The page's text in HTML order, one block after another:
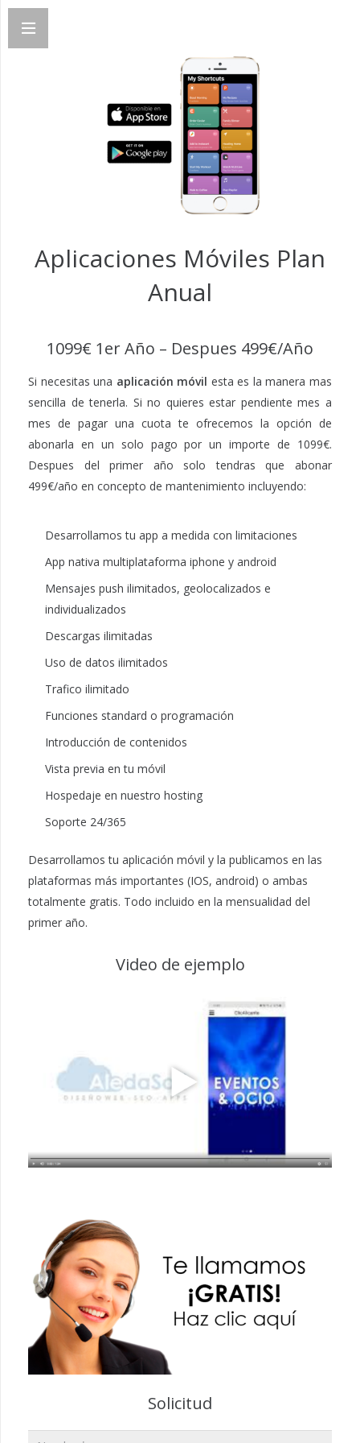
Aplicaciones Móviles Plan
Anual
1099€ 1er Año – Despues 499€/Año
Si necesitas una aplicación móvil esta es la manera mas
sencilla de tenerla. Si no quieres estar pendiente mes a
mes de pagar una cuota te ofrecemos la opción de
abonarla en un solo pago por un importe de 1099€.
Despues del primer año solo tendras que abonar
499€/año en concepto de mantenimiento incluyendo:
Desarrollamos tu app a medida con limitaciones
App nativa multiplataforma iphone y android
Mensajes push ilimitados, geolocalizados e
individualizados
Descargas ilimitadas
Uso de datos ilimitados
Trafico ilimitado
Funciones standard o programación
Introducción de contenidos
Vista previa en tu móvil
Hospedaje en nuestro hosting
Soporte 24/365
Desarrollamos tu aplicación móvil y la publicamos en las
plataformas más importantes (IOS, android) o ambas
totalmente gratis. Todo incluido en la mensualidad del
primer año.
Video de ejemplo
Solicitud